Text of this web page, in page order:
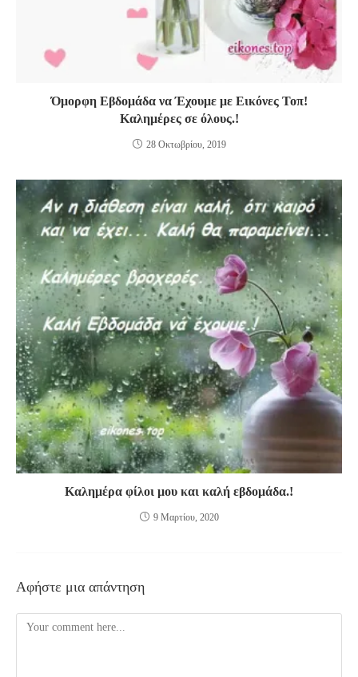
Όμορφη Εβδομάδα να Έχουμε με Εικόνες Τοπ!
Καλημέρες σε όλους.!
28 Οκτωβρίου, 2019
Καλημέρα φίλοι μου και καλή εβδομάδα.!
9 Μαρτίου, 2020
Αφήστε μια απάντηση
Comment